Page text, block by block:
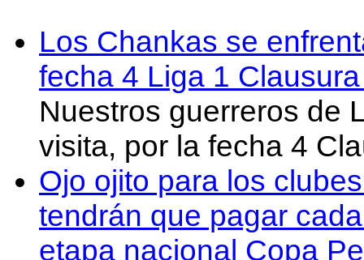
Los Chankas se
fecha 4 Liga 1
Nuestros guerreros de
visita, por la fecha 4
Ojo ojito para los
tendrán que pagar
etapa nacional Copa